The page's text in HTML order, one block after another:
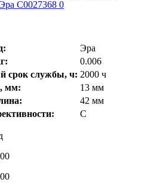
Эра
0.006
срок службы, ч: 2000 ч
мм:
13 мм
42 мм
C